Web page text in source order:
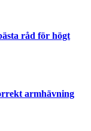
råd för högt
armhävning